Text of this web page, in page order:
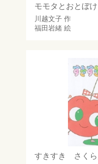
モモタとおとぼ
川越文子作
福田岩緒絵
すきすき さくら